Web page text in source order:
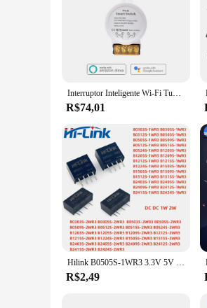
Interruptor Inteligente Wi-Fi Tuya ZigBee, Vida Inteligente com Monitor de Potência, 30A, 90-250V, AC, Módulo Relé de Alta Potência para Alexa, Google Home
R$74,01
Hilink B0505S-1WR3 3.3V 5V 9V 12V 15V 24V Saída 1W 2W DC DC Módulo de fonte de alimentação isolado B0512SS-1WR3 B1205S-1WR3 B1212S-1WR3
R$2,49